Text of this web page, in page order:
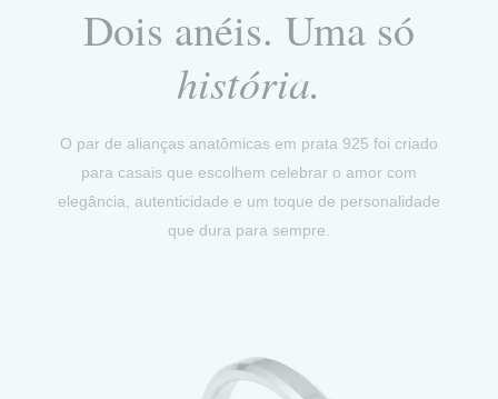
Dois anéis. Uma só
história.
O par de alianças anatômicas em prata 925 foi criado
para casais que escolhem celebrar o amor com
elegância, autenticidade e um toque de personalidade
que dura para sempre.